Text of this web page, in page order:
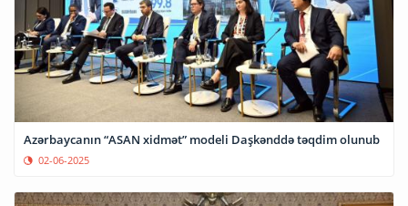
Azərbaycanın “ASAN xidmət” modeli Daşkənddə təqdim olunub
02-06-2025